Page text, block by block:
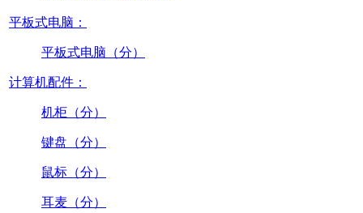
平板式电脑：
平板式电脑（分）
计算机配件：
机柜（分）
键盘（分）
鼠标（分）
耳麦（分）